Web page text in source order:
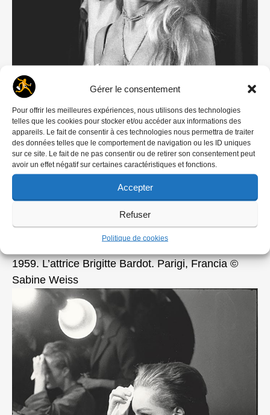
Gérer le consentement
Pour offrir les meilleures expériences, nous utilisons des technologies
telles que les cookies pour stocker et/ou accéder aux informations des
appareils. Le fait de consentir à ces technologies nous permettra de traiter
des données telles que le comportement de navigation ou les ID uniques
sur ce site. Le fait de ne pas consentir ou de retirer son consentement peut
avoir un effet négatif sur certaines caractéristiques et fonctions.
Accepter
Refuser
Politique de cookies
1959. L’attrice Brigitte Bardot. Parigi, Francia ©
Sabine Weiss